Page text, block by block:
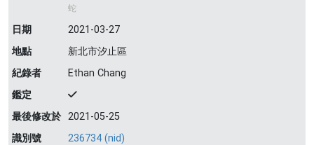
蛇
日期
2021-03-27
地點
新北市汐止區
紀錄者
Ethan Chang
鑑定
最後修改於 2021-05-25
識別號
236734 (nid)